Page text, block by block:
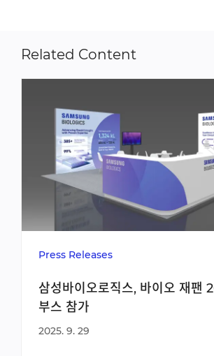
Related Content
Press Releases
삼성바이오로직스, 바이오 재팬
부스 참가
2025. 9. 29